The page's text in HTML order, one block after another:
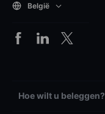
België
Hoe wilt u beleggen?